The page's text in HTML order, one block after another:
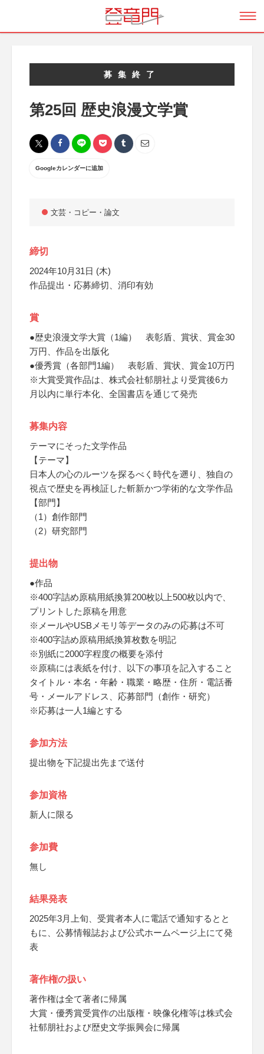
募集終了
第25回 歴史浪漫文学賞
Googleカレンダーに追加
文芸・コピー・論文
締切
2024年10月31日 (木)
作品提出・応募締切、消印有効
賞
●歴史浪漫文学大賞（1編） 表彰盾、賞状、賞金30
万円、作品を出版化
●優秀賞（各部門1編） 表彰盾、賞状、賞金10万円
※大賞受賞作品は、株式会社郁朋社より受賞後6カ
月以内に単行本化、全国書店を通じて発売
募集内容
テーマにそった文学作品
【テーマ】
日本人の心のルーツを探るべく時代を遡り、独自の
視点で歴史を再検証した斬新かつ学術的な文学作品
【部門】
（1）創作部門
（2）研究部門
提出物
●作品
※400字詰め原稿用紙換算200枚以上500枚以内で、
プリントした原稿を用意
※メールやUSBメモリ等データのみの応募は不可
※400字詰め原稿用紙換算枚数を明記
※別紙に2000字程度の概要を添付
※原稿には表紙を付け、以下の事項を記入すること
タイトル・本名・年齢・職業・略歴・住所・電話番
号・メールアドレス、応募部門（創作・研究）
※応募は一人1編とする
参加方法
提出物を下記提出先まで送付
参加資格
新人に限る
参加費
無し
結果発表
2025年3月上旬、受賞者本人に電話で通知するとと
もに、公募情報誌および公式ホームページ上にて発
表
著作権の扱い
著作権は全て著者に帰属
大賞・優秀賞受賞作の出版権・映像化権等は株式会
社郁朋社および歴史文学振興会に帰属